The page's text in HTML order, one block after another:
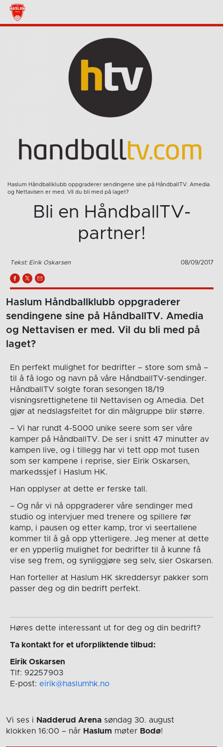
Haslum Håndballklubb oppgraderer sendingene sine på HåndballTV. Amedia
og Nettavisen er med. Vil du bli med på laget?
Bli en HåndballTV-
partner!
Tekst: Eirik Oskarsen 08/09/2017
Haslum Håndballklubb oppgraderer
sendingene sine på HåndballTV. Amedia
og Nettavisen er med. Vil du bli med på
laget?
En perfekt mulighet for bedrifter – store som små –
til å få logo og navn på våre HåndballTV-sendinger.
HåndballTV solgte foran sesongen 18/19
visningsrettighetene til Nettavisen og Amedia. Det
gjør at nedslagsfeltet for din målgruppe blir større.
– Vi har rundt 4-5000 unike seere som ser våre
kamper på HåndballTV. De ser i snitt 47 minutter av
kampen live, og i tillegg har vi tett opp mot tusen
som ser kampene i reprise, sier Eirik Oskarsen,
markedssjef i Haslum HK.
Han opplyser at dette er ferske tall.
– Og når vi nå oppgraderer våre sendinger med
studio og intervjuer med trenere og spillere før
kamp, i pausen og etter kamp, tror vi seertallene
kommer til å gå opp ytterligere. Jeg mener at dette
er en ypperlig mulighet for bedrifter til å kunne få
vise seg frem, og synliggjøre seg selv, sier Oskarsen.
Han forteller at Haslum HK skreddersyr pakker som
passer deg og din bedrift perfekt.
Høres dette interessant ut for deg og din bedrift?
Ta kontakt for et uforpliktende tilbud:
Eirik Oskarsen
Tlf: 92257903
E-post: eirik@haslumhk.no
Vi ses i Nadderud Arena søndag 30. august
klokken 16:00 – når Haslum møter Bodø!